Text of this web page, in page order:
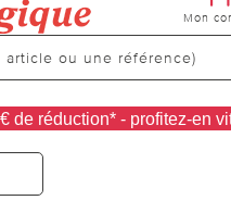
Mon
de réduction* - profitez-en